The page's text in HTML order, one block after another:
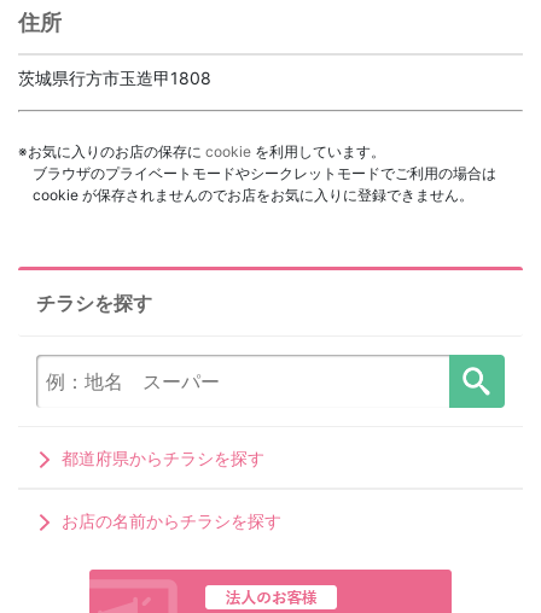
住所
茨城県行方市玉造甲1808
※お気に入りのお店の保存に cookie を利用しています。
ブラウザのプライベートモードやシークレットモードでご利用の場合は
cookie が保存されませんのでお店をお気に入りに登録できません。
チラシを探す
都道府県からチラシを探す
お店の名前からチラシを探す